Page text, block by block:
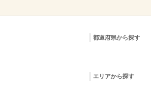
都道府県から探す
エリアから探す